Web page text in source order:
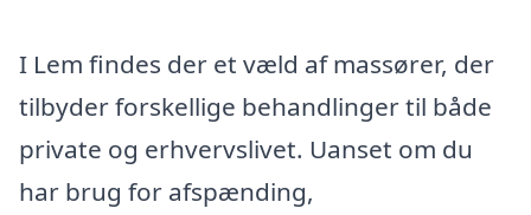
I Lem findes der et væld af massører, der
tilbyder forskellige behandlinger til både
private og erhvervslivet. Uanset om du
har brug for afspænding,